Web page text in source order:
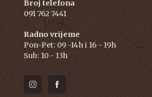
Broj telefona
091 762 7441
Radno vrijeme
Pon-Pet: 09 -14h i 16 - 19h
Sub: 10 - 13h